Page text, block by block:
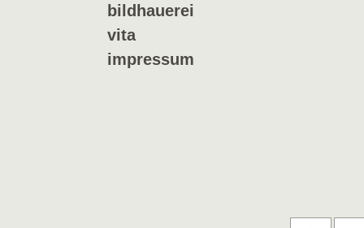
bildhauerei
vita
impressum